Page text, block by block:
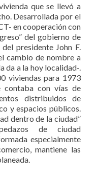
que se llevó a
Desarrollada por el
en cooperación con
del gobierno de
presidente John F.
cambio de nombre a
da a la hoy localidad-.
viviendas para 1973
contaba con vías de
distribuidos de
y espacios públicos.
dentro de la ciudad”
de ciudad
especialmente
mantiene las